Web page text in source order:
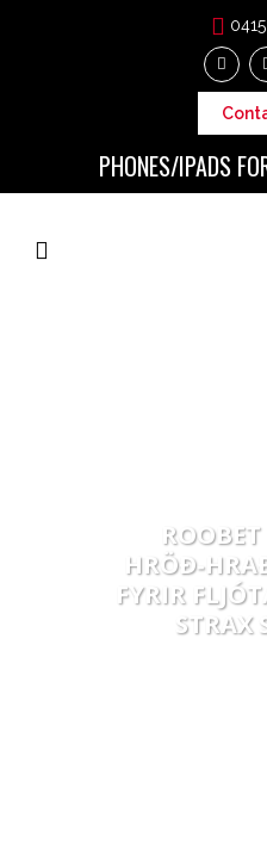
PHONES/IPADS
FYRIR
STRAX